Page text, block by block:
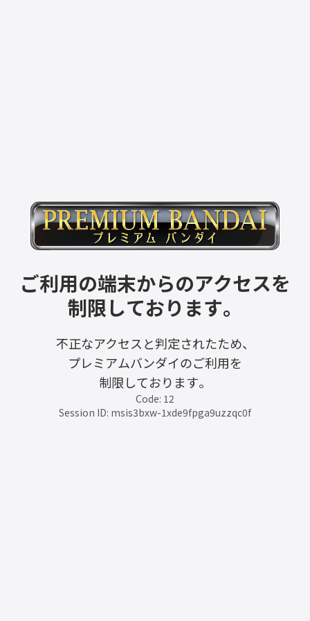
ご利用の端末からのアクセスを
制限しております。
不正なアクセスと判定されたため、
プレミアムバンダイのご利用を
制限しております。
Code: 12
Session ID: msis3bxw-1xde9fpga9uzzqc0f